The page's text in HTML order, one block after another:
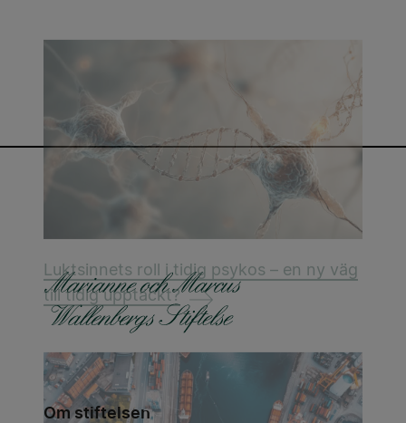
Luktsinnets roll i tidig psykos – en ny väg
till tidig upptäckt?
Om stiftelsen